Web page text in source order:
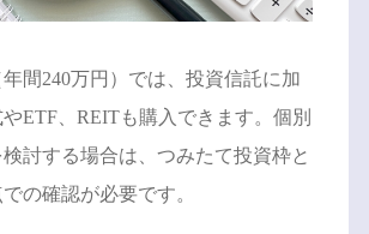
間240万円）では、投資信託に加
ETF、REITも購入できます。個別
討する場合は、つみたて投資枠と
の確認が必要です。